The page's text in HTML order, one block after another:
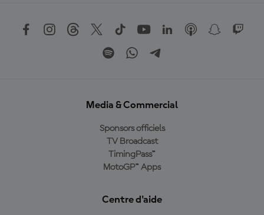
Media & Commercial
Sponsors officiels
TV Broadcast
TimingPass™
MotoGP™ Apps
Centre d'aide